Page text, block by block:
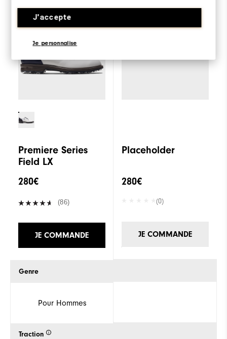
J'accepte
Je personnalise
Premiere Series
Field LX
280€
(86)
JE COMMANDE
Genre
Pour Hommes
Traction
comparer.
Placeholder
280€
(0)
JE COMMANDE